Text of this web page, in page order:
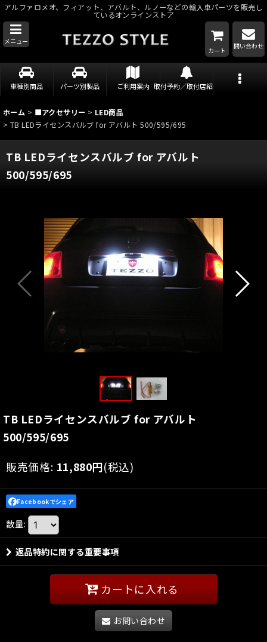
アルファロメオ、フィアット、アバルト、ルノーなどの輸入車パーツを販売し
ているオンラインストア
メニュー
カート
問い合わせ
車種別商品 パーツ別製品 ご利用案内 取付予約／取付店紹介
ホーム > ■アクセサリー > LED商品
> TB LEDライセンスバルブ for アバルト 500/595/695
TB LEDライセンスバルブ for アバルト
500/595/695
TB LEDライセンスバルブ for アバルト
500/595/695
販売価格: 11,880円(税込)
Facebookでシェア
数量:
返品特約に関する重要事項
カートに入れる
お問い合わせ